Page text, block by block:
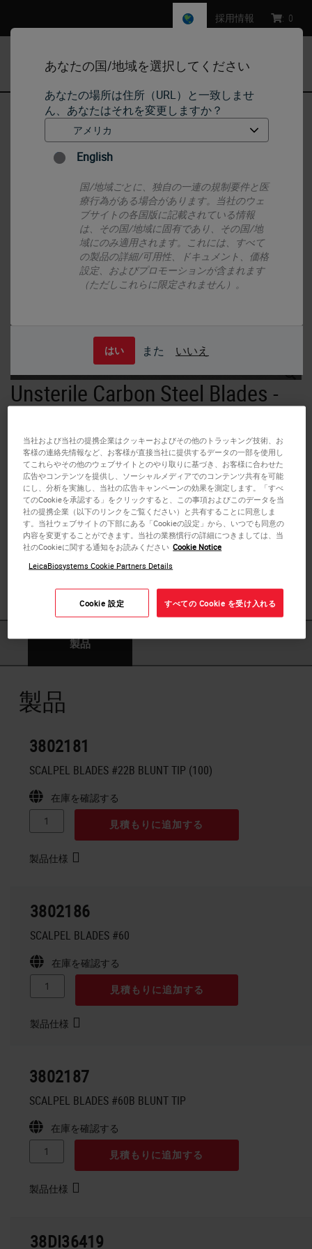
あなたの国/地域を選択してください
あなたの場所は住所（URL）と一致しませ
ん、あなたはそれを変更しますか？
English
国/地域ごとに、独自の一連の規制要件と医
療行為がある場合があります。当社のウェ
ブサイトの各国版に記載されている情報
は、その国/地域に固有であり、その国/地
域にのみ適用されます。これには、すべて
の製品の詳細/可用性、ドキュメント、価格
設定、およびプロモーションが含まれます
（ただしこれらに限定されません）。
はい また いいえ
採用情報 : 0
Histology Consumables
Unsterile Carbon Steel Blades - Point and Blunt Tipped
Unsterile Carbon Steel Blades -
A diverse range of scalpel blades and handles for use in
thepathology laboratory andmortuary.
#22 and #60 scalpels are available in the traditional
pointed tip format or in the #22B and #60Brounded tip or
bullnose formatfor enhanced user safety.
These scalpels are made ofcarbon steel
製品
製品
3802181
SCALPEL BLADES #22B BLUNT TIP (100)
在庫を確認する
見積もりに追加する
製品仕様
3802186
SCALPEL BLADES #60
在庫を確認する
見積もりに追加する
製品仕様
3802187
SCALPEL BLADES #60B BLUNT TIP
在庫を確認する
見積もりに追加する
製品仕様
38DI36419
当社および当社の提携企業はクッキーおよびその他のトラッキング技術、お
客様の連絡先情報など、お客様が直接当社に提供するデータの一部を使用し
てこれらやその他のウェブサイトとのやり取りに基づき、お客様に合わせた
広告やコンテンツを提供し、ソーシャルメディアでのコンテンツ共有を可能
にし、分析を実施し、当社の広告キャンペーンの効果を測定します。「すべ
てのCookieを承認する」をクリックすると、この事項およびこのデータを当
社の提携企業（以下のリンクをご覧ください）と共有することに同意しま
す。当社ウェブサイトの下部にある「Cookieの設定」から、いつでも同意の
内容を変更することができます。当社の業務慣行の詳細につきましては、当
社のCookieに関する通知をお読みください Cookie Notice
LeicaBiosystems Cookie Partners Details
Cookie 設定 すべての Cookie を受け入れる